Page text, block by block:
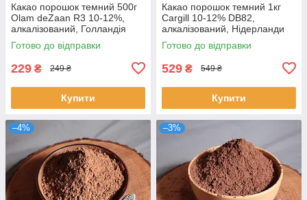
Какао порошок темний 500г
Olam deZaan R3 10-12%,
алкалізований, Голландія
Готово до відправки
229 ₴ 249 ₴
Купити
Какао порошок темний 1кг
Cargill 10-12% DB82,
алкалізований, Нідерланди
Готово до відправки
529 ₴ 549 ₴
Купити
–4% –3%